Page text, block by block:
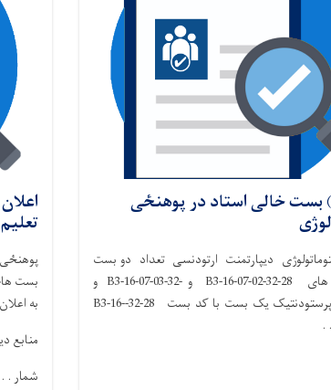
اعلان (3) بست خالی استاد در پوهنځی
دیپارتمنت ارتودنسی تعداد دو بست
با کد بست های 28-32-B3-16-07-02 و -32-B3-16-07-03 و
دیپارتمنت پرستودنتیک یک بست با کد بست 28-32-B3-16-
به
منابع
شمار .